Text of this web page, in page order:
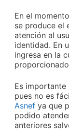
En el
se produce el
atención al
identidad. En
ingresa en la
Es importante
pues no es
Asnef ya que
podido
anteriores